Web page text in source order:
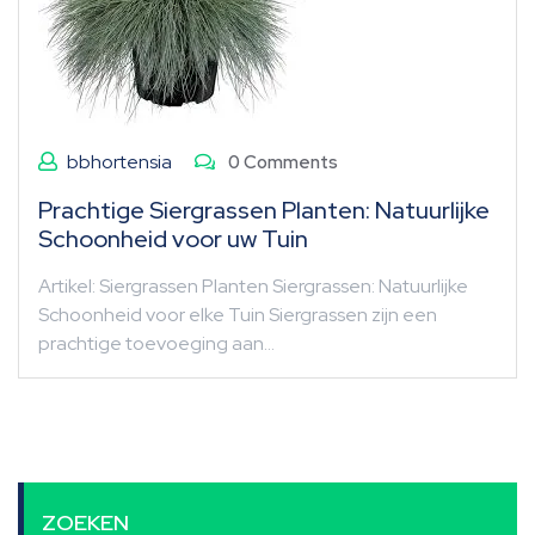
bbhortensia 0 Comments
Prachtige Siergrassen Planten: Natuurlijke
Schoonheid voor uw Tuin
Artikel: Siergrassen Planten Siergrassen: Natuurlijke
Schoonheid voor elke Tuin Siergrassen zijn een
prachtige toevoeging aan…
ZOEKEN